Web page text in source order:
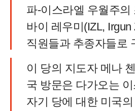
파-이스라엘 우월주의
바이 레우미(IZL, Irgun
직원들과 추종자들로
이 당의 지도자 메나
국 방문은 다가오는
자기 당에 대한 미국